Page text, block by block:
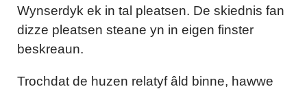
Wynserdyk ek in tal pleatsen. De skiednis fan
dizze pleatsen steane yn in eigen finster
beskreaun.
Trochdat de huzen relatyf âld binne, hawwe